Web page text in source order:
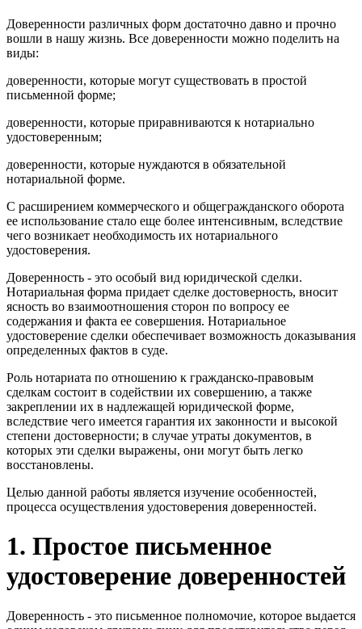
Доверенности различных форм достаточно давно и прочно
вошли в нашу жизнь. Все доверенности можно поделить на
виды:
доверенности, которые могут существовать в простой
письменной форме;
доверенности, которые приравниваются к нотариально
удостоверенным;
доверенности, которые нуждаются в обязательной
нотариальной форме.
С расширением коммерческого и общегражданского оборота
ее использование стало еще более интенсивным, вследствие
чего возникает необходимость их нотариального
удостоверения.
Доверенность - это особый вид юридической сделки.
Нотариальная форма придает сделке достоверность, вносит
ясность во взаимоотношения сторон по вопросу ее
содержания и факта ее совершения. Нотариальное
удостоверение сделки обеспечивает возможность доказывания
определенных фактов в суде.
Роль нотариата по отношению к гражданско-правовым
сделкам состоит в содействии их совершению, а также
закреплении их в надлежащей юридической форме,
вследствие чего имеется гарантия их законности и высокой
степени достоверности; в случае утраты документов, в
которых эти сделки выражены, они могут быть легко
восстановлены.
Целью данной работы является изучение особенностей,
процесса осуществления удостоверения доверенностей.
1. Простое письменное
удостоверение доверенностей
Доверенность - это письменное полномочие, которое выдается